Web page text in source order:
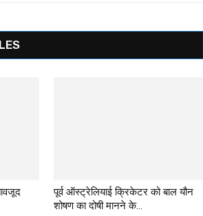
पूर्व ऑस्ट्रेलियाई क्रिकेटर को बाल यौन
शोषण का दोषी मानने के...